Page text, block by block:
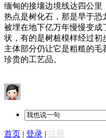
缅甸的接壤边境线达四公里
热点是树化石，那是早于
被埋在地下亿万年慢慢变
状，有的是树桩模样经过初
主体部分仍让它是粗糙的
珍贵的工艺品。
首页 | 登录 | 注册